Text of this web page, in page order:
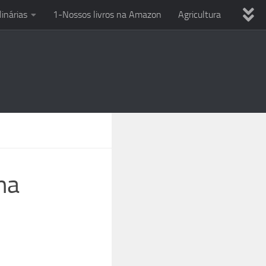
1-Nossos livros na Amazon Agricultura